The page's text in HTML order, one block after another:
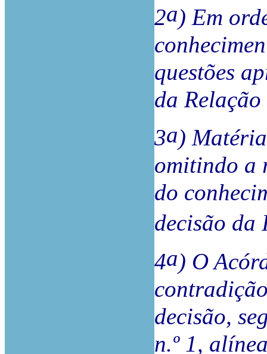
2a) Em
questões
da
3a)
omitindo a
do
decisão da
4a) O
decisão,
n.º 1,